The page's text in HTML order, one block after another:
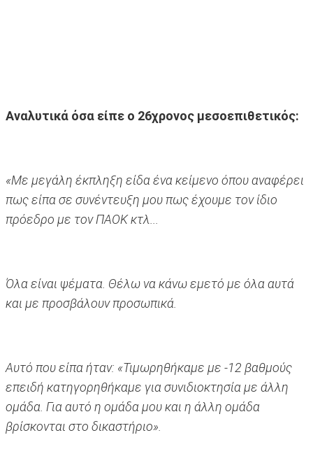
Αναλυτικά όσα είπε ο 26χρονος μεσοεπιθετικός:
«Με μεγάλη έκπληξη είδα ένα κείμενο όπου αναφέρει
πως είπα σε συνέντευξη μου πως έχουμε τον ίδιο
πρόεδρο με τον ΠΑΟΚ κτλ...
Όλα είναι ψέματα. Θέλω να κάνω εμετό με όλα αυτά
και με προσβάλουν προσωπικά.
Αυτό που είπα ήταν: «Τιμωρηθήκαμε με -12 βαθμούς
επειδή κατηγορηθήκαμε για συνιδιοκτησία με άλλη
ομάδα. Για αυτό η ομάδα μου και η άλλη ομάδα
βρίσκονται στο δικαστήριο».